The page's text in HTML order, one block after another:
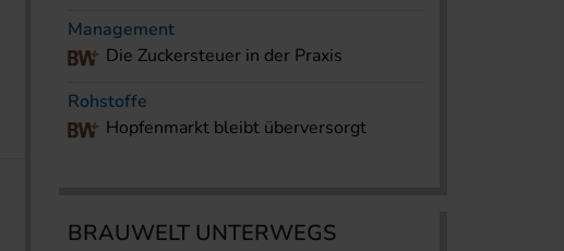
Management
Die Zuckersteuer in der Praxis
Rohstoffe
Hopfenmarkt bleibt überversorgt
BRAUWELT UNTERWEGS